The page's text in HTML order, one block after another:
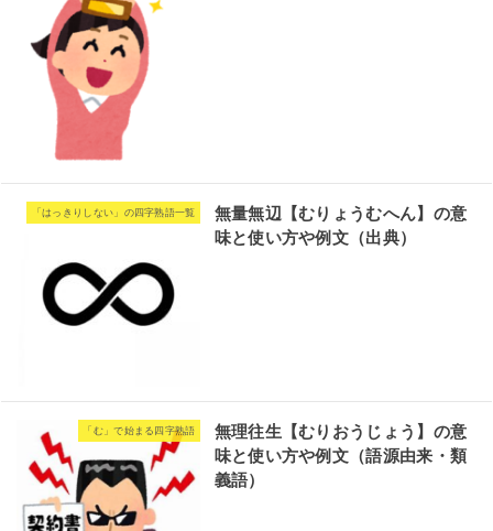
「はっきりしない」の四字熟語一覧
無量無辺【むりょうむへん】の意
味と使い方や例文（出典）
「む」で始まる四字熟語
無理往生【むりおうじょう】の意
味と使い方や例文（語源由来・類
義語）